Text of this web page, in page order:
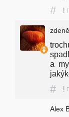
# !
a
# !
Alex